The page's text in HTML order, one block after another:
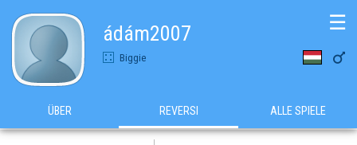
ádám2007
Biggie 
☰
ÜBER REVERSI ALLE SPIELE